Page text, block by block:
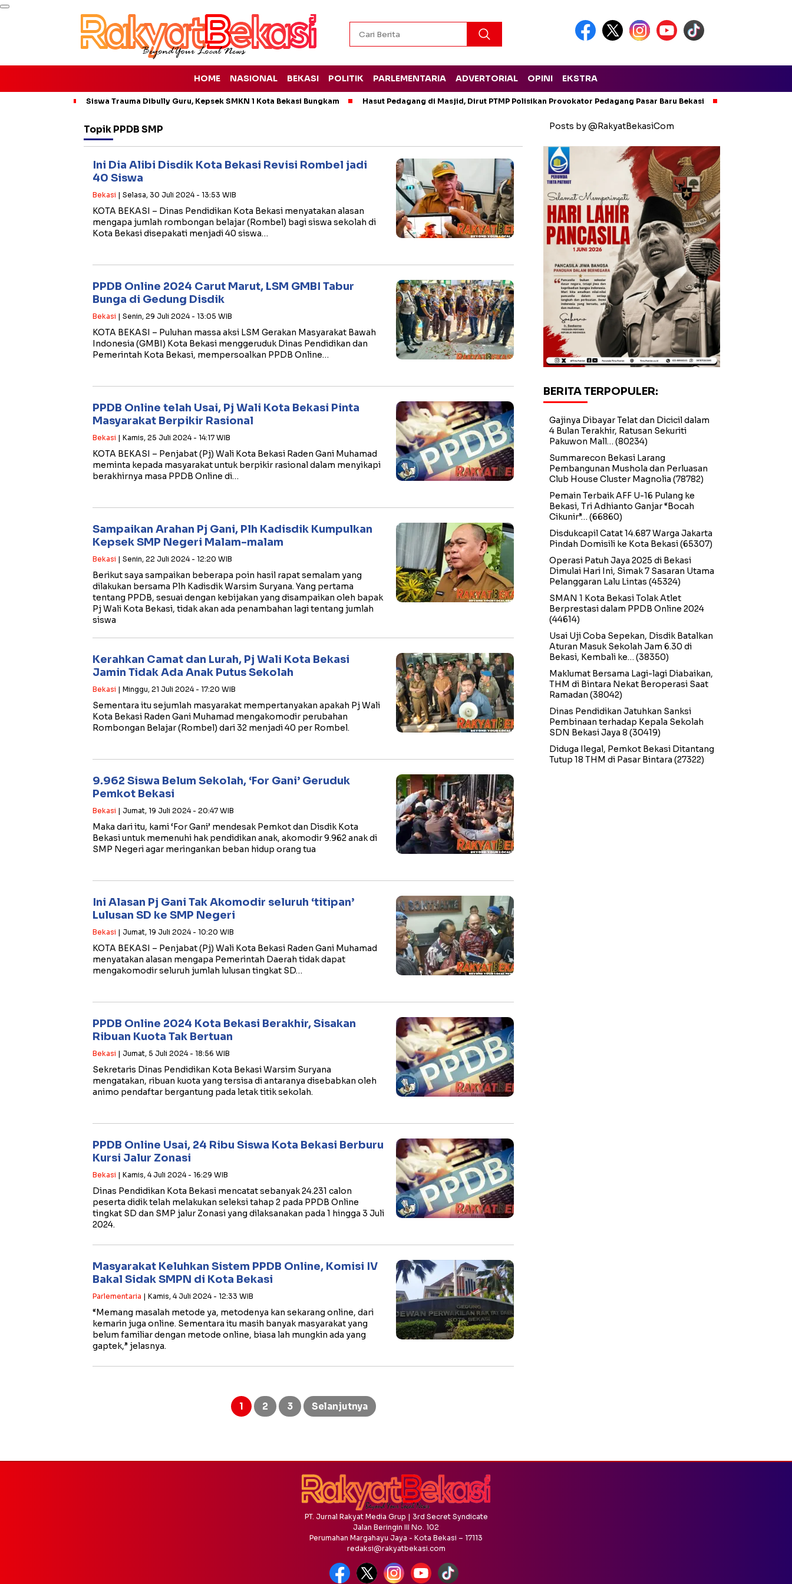
HOME NASIONAL BEKASI POLITIK PARLEMENTARIA ADVERTORIAL OPINI EKSTRA
Siswa Trauma Dibully Guru, Kepsek SMKN 1 Kota Bekasi Bungkam Hasut Pedagang di Masjid, Dirut PTMP Polisikan Provokator Pedagang Pasar Baru Bekasi
Topik PPDB SMP
Ini Dia Alibi Disdik Kota Bekasi Revisi Rombel jadi
40 Siswa
Bekasi | Selasa, 30 Juli 2024 - 13:53 WIB
KOTA BEKASI – Dinas Pendidikan Kota Bekasi menyatakan alasan
mengapa jumlah rombongan belajar (Rombel) bagi siswa sekolah di
Kota Bekasi disepakati menjadi 40 siswa…
PPDB Online 2024 Carut Marut, LSM GMBI Tabur
Bunga di Gedung Disdik
Bekasi | Senin, 29 Juli 2024 - 13:05 WIB
KOTA BEKASI – Puluhan massa aksi LSM Gerakan Masyarakat Bawah
Indonesia (GMBI) Kota Bekasi menggeruduk Dinas Pendidikan dan
Pemerintah Kota Bekasi, mempersoalkan PPDB Online…
PPDB Online telah Usai, Pj Wali Kota Bekasi Pinta
Masyarakat Berpikir Rasional
Bekasi | Kamis, 25 Juli 2024 - 14:17 WIB
KOTA BEKASI – Penjabat (Pj) Wali Kota Bekasi Raden Gani Muhamad
meminta kepada masyarakat untuk berpikir rasional dalam menyikapi
berakhirnya masa PPDB Online di…
Sampaikan Arahan Pj Gani, Plh Kadisdik Kumpulkan
Kepsek SMP Negeri Malam-malam
Bekasi | Senin, 22 Juli 2024 - 12:20 WIB
Berikut saya sampaikan beberapa poin hasil rapat semalam yang
dilakukan bersama Plh Kadisdik Warsim Suryana. Yang pertama
tentang PPDB, sesuai dengan kebijakan yang disampaikan oleh bapak
Pj Wali Kota Bekasi, tidak akan ada penambahan lagi tentang jumlah
siswa
Kerahkan Camat dan Lurah, Pj Wali Kota Bekasi
Jamin Tidak Ada Anak Putus Sekolah
Bekasi | Minggu, 21 Juli 2024 - 17:20 WIB
Sementara itu sejumlah masyarakat mempertanyakan apakah Pj Wali
Kota Bekasi Raden Gani Muhamad mengakomodir perubahan
Rombongan Belajar (Rombel) dari 32 menjadi 40 per Rombel.
9.962 Siswa Belum Sekolah, ‘For Gani’ Geruduk
Pemkot Bekasi
Bekasi | Jumat, 19 Juli 2024 - 20:47 WIB
Maka dari itu, kami ‘For Gani’ mendesak Pemkot dan Disdik Kota
Bekasi untuk memenuhi hak pendidikan anak, akomodir 9.962 anak di
SMP Negeri agar meringankan beban hidup orang tua
Ini Alasan Pj Gani Tak Akomodir seluruh ‘titipan’
Lulusan SD ke SMP Negeri
Bekasi | Jumat, 19 Juli 2024 - 10:20 WIB
KOTA BEKASI – Penjabat (Pj) Wali Kota Bekasi Raden Gani Muhamad
menyatakan alasan mengapa Pemerintah Daerah tidak dapat
mengakomodir seluruh jumlah lulusan tingkat SD…
PPDB Online 2024 Kota Bekasi Berakhir, Sisakan
Ribuan Kuota Tak Bertuan
Bekasi | Jumat, 5 Juli 2024 - 18:56 WIB
Sekretaris Dinas Pendidikan Kota Bekasi Warsim Suryana
mengatakan, ribuan kuota yang tersisa di antaranya disebabkan oleh
animo pendaftar bergantung pada letak titik sekolah.
PPDB Online Usai, 24 Ribu Siswa Kota Bekasi Berburu
Kursi Jalur Zonasi
Bekasi | Kamis, 4 Juli 2024 - 16:29 WIB
Dinas Pendidikan Kota Bekasi mencatat sebanyak 24.231 calon
peserta didik telah melakukan seleksi tahap 2 pada PPDB Online
tingkat SD dan SMP jalur Zonasi yang dilaksanakan pada 1 hingga 3 Juli
2024.
Masyarakat Keluhkan Sistem PPDB Online, Komisi IV
Bakal Sidak SMPN di Kota Bekasi
Parlementaria | Kamis, 4 Juli 2024 - 12:33 WIB
“Memang masalah metode ya, metodenya kan sekarang online, dari
kemarin juga online. Sementara itu masih banyak masyarakat yang
belum familiar dengan metode online, biasa lah mungkin ada yang
gaptek,” jelasnya.
1 2 3 Selanjutnya
Posts by @RakyatBekasiCom
BERITA TERPOPULER:
Gajinya Dibayar Telat dan Dicicil dalam
4 Bulan Terakhir, Ratusan Sekuriti
Pakuwon Mall… (80234)
Summarecon Bekasi Larang
Pembangunan Mushola dan Perluasan
Club House Cluster Magnolia (78782)
Pemain Terbaik AFF U-16 Pulang ke
Bekasi, Tri Adhianto Ganjar “Bocah
Cikunir”… (66860)
Disdukcapil Catat 14.687 Warga Jakarta
Pindah Domisili ke Kota Bekasi(65307)
Operasi Patuh Jaya 2025 di Bekasi
Dimulai Hari Ini, Simak 7 Sasaran Utama
Pelanggaran Lalu Lintas (45324)
SMAN 1 Kota Bekasi Tolak Atlet
Berprestasi dalam PPDB Online 2024
(44614)
Usai Uji Coba Sepekan, Disdik Batalkan
Aturan Masuk Sekolah Jam 6.30 di
Bekasi, Kembali ke… (38350)
Maklumat Bersama Lagi-lagi Diabaikan,
THM di Bintara Nekat Beroperasi Saat
Ramadan (38042)
Dinas Pendidikan Jatuhkan Sanksi
Pembinaan terhadap Kepala Sekolah
SDN Bekasi Jaya 8 (30419)
Diduga Ilegal, Pemkot Bekasi Ditantang
Tutup 18 THM di Pasar Bintara (27322)
PT. Jurnal Rakyat Media Grup | 3rd Secret Syndicate
Jalan Beringin III No. 102
Perumahan Margahayu Jaya - Kota Bekasi – 17113
redaksi@rakyatbekasi.com